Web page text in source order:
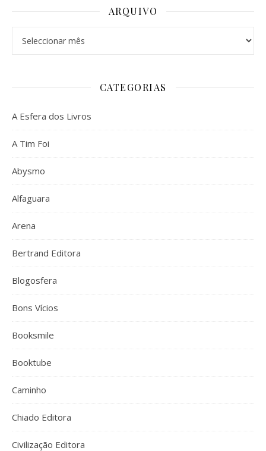
ARQUIVO
CATEGORIAS
A Esfera dos Livros
A Tim Foi
Abysmo
Alfaguara
Arena
Bertrand Editora
Blogosfera
Bons Vícios
Booksmile
Booktube
Caminho
Chiado Editora
Civilização Editora